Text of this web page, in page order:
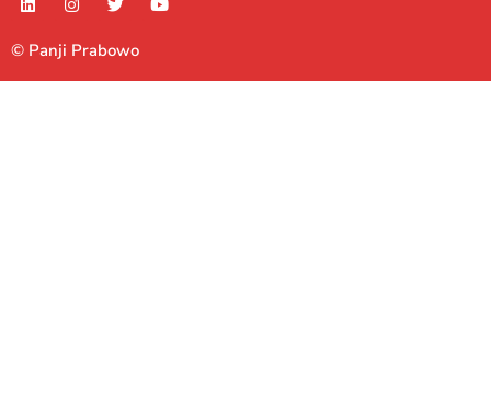
© Panji Prabowo